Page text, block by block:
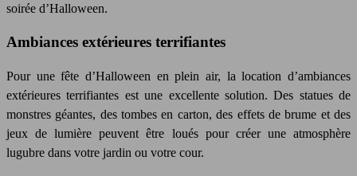
soirée d’Halloween.
Ambiances extérieures terrifiantes
Pour une fête d’Halloween en plein air, la location d’ambiances
extérieures terrifiantes est une excellente solution. Des statues de
monstres géantes, des tombes en carton, des effets de brume et des
jeux de lumière peuvent être loués pour créer une atmosphère
lugubre dans votre jardin ou votre cour.